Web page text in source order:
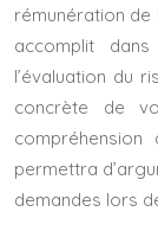
rémunération de
accomplit
l’évaluation du
concrète de
permettra
demandes lors